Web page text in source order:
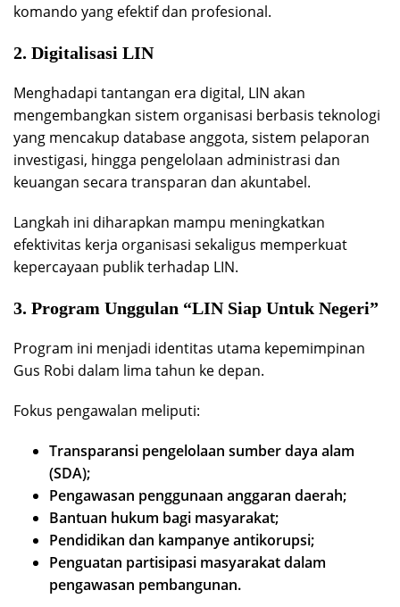
komando yang efektif dan profesional.
2. Digitalisasi LIN
Menghadapi tantangan era digital, LIN akan
mengembangkan sistem organisasi berbasis teknologi
yang mencakup database anggota, sistem pelaporan
investigasi, hingga pengelolaan administrasi dan
keuangan secara transparan dan akuntabel.
Langkah ini diharapkan mampu meningkatkan
efektivitas kerja organisasi sekaligus memperkuat
kepercayaan publik terhadap LIN.
3. Program Unggulan “LIN Siap Untuk Negeri”
Program ini menjadi identitas utama kepemimpinan
Gus Robi dalam lima tahun ke depan.
Fokus pengawalan meliputi:
Transparansi pengelolaan sumber daya alam
(SDA);
Pengawasan penggunaan anggaran daerah;
Bantuan hukum bagi masyarakat;
Pendidikan dan kampanye antikorupsi;
Penguatan partisipasi masyarakat dalam
pengawasan pembangunan.